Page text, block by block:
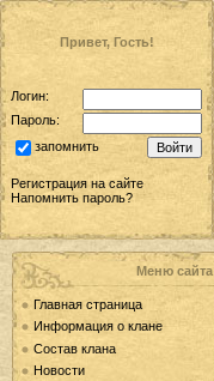
Привет, Гость!
Логин:
Пароль:
запомнить
Регистрация на сайте
Напомнить пароль?
Меню сайта
Главная страница
Информация о клане
Состав клана
Новости